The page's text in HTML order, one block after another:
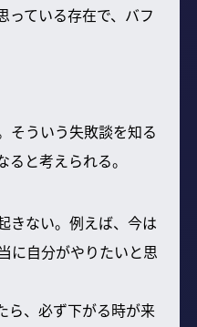
っている存在で、バフ
そういう失敗談を知る
と考えられる。
きない。例えば、今は
に自分がやりたいと思
ら、必ず下がる時が来